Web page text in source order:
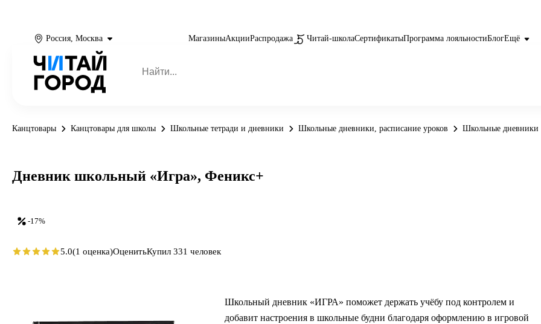
Россия, Москва МагазиныАкцииРаспродажа Читай-школаСертификатыПрограмма лояльностиБлогЕщё
Канцтовары Канцтовары для школы Школьные тетради и дневники Школьные дневники, расписание уроков Школьные дневники
Школьный дневник «ИГРА» поможет держать учёбу под контролем и
добавит настроения в школьные будни благодаря оформлению в игровой
-17%
Дневник школьный «Игра», Феникс+
5.0(1 оценка)ОценитьКупил 331 человек